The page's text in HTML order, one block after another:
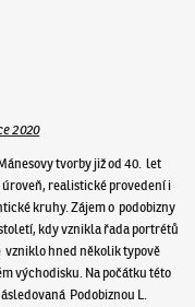
2020
tvorby již od 40. let
realistické provedení i
kruhy. Zájem o podobizny
kdy vznikla řada portrétů
hned několik typově
východisku. Na počátku této
Podobiznou L.